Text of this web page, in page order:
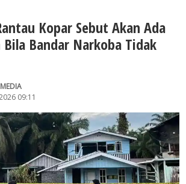
Kopar Sebut Akan Ada
Bandar Narkoba Tidak
09:11